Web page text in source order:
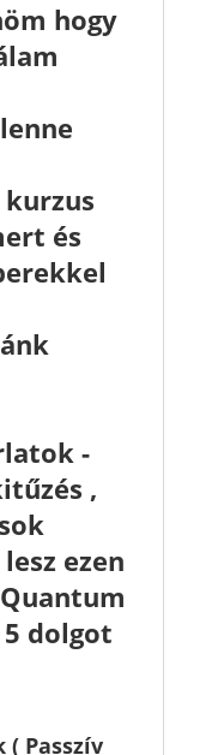
hogy
és
-
,
ezen
dolgot
( Passzív